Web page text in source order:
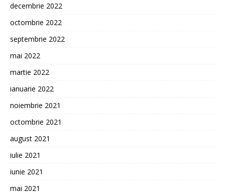
decembrie 2022
octombrie 2022
septembrie 2022
mai 2022
martie 2022
ianuarie 2022
noiembrie 2021
octombrie 2021
august 2021
iulie 2021
iunie 2021
mai 2021